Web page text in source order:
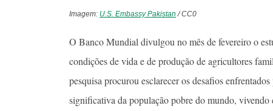
Imagem: U.S. Embassy Pakistan / CC0
O Banco Mundial divulgou no mês de fevereiro o
condições de vida e de produção de agricultores
pesquisa procurou esclarecer os desafios
significativa da população pobre do mundo, vivendo